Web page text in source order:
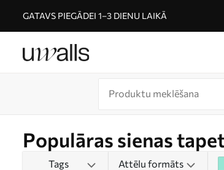
GATAVS PIEGĀDEI 1–3 DIENU LAIKĀ
Populāras sienas
Tags Attēlu formāts